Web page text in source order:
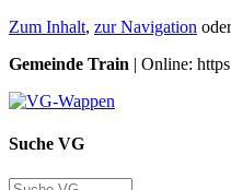
Zum Inhalt, zur Navigation
Gemeinde Train | Online:
Suche VG